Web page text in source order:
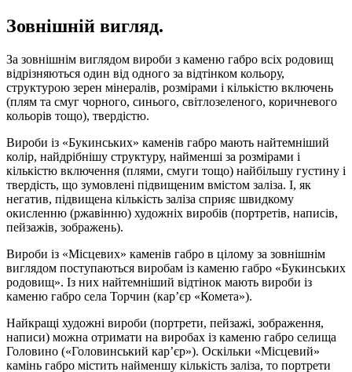
Зовнішній вигляд.
За зовнішнім виглядом вироби з каменю габро всіх родовищ
відрізняються один від одного за відтінком кольору,
структурою зерен мінералів, розмірами і кількістю включень
(плям та смуг чорного, синього, світлозеленого, коричневого
кольорів тощо), твердістю.
Вироби із «Букинських» каменів габро мають найтемніший
колір, найдрібнішу структуру, найменші за розмірами і
кількістю включення (плями, смуги тощо) найбільшу густину і
твердість, що зумовлені підвищеним вмістом заліза. І, як
негатив, підвищена кількість заліза сприяє швидкому
окисленню (ржавінню) художніх виробів (портретів, написів,
пейзажів, зображень).
Вироби із «Місцевих» каменів габро в цілому за зовнішнім
виглядом поступаються виробам із каменю габро «Букинських
родовищ». Із них найтемніший відтінок мають вироби із
каменю габро села Торчин (кар’єр «Комета»).
Найкращі художні вироби (портрети, пейзажі, зображення,
написи) можна отримати на виробах із каменю габро селища
Головино («Головинський кар’єр»). Оскільки «Місцевий»
камінь габро містить найменшу кількість заліза, то портрети